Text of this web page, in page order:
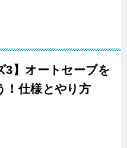
3】オートセーブを
！仕様とやり方